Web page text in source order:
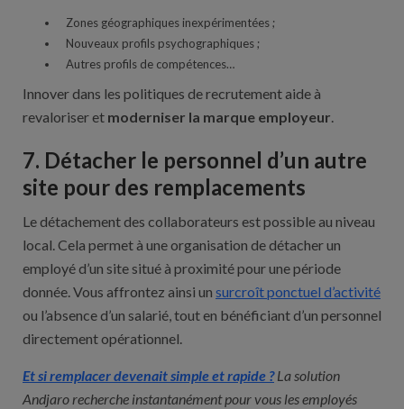
Zones géographiques inexpérimentées ;
Nouveaux profils psychographiques ;
Autres profils de compétences…
Innover dans les politiques de recrutement aide à
revaloriser et moderniser la marque employeur
7. Détacher le personnel d’un autre
site pour des remplacements
Le détachement des collaborateurs est possible au niveau
local. Cela permet à une organisation de détacher un
employé d’un site situé à proximité pour une période
donnée. Vous affrontez ainsi un surcroît ponctuel d’activité
ou l’absence d’un salarié, tout en bénéficiant d’un personnel
directement opérationnel.
Et si remplacer devenait simple et rapide ?La solution
Andjaro recherche instantanément pour vous les employés